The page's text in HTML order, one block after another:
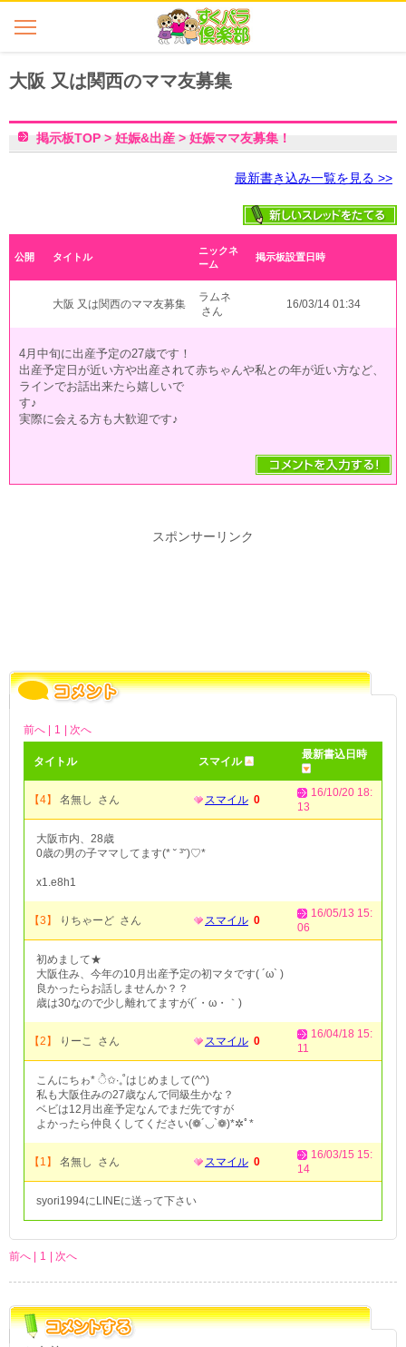
大阪 又は関西のママ友募集
最新書き込み一覧を見る >>
掲示板TOP > 妊娠&出産 > 妊娠ママ友募集！
公開 タイトル
ニックネ
ーム
掲示板設置日時
大阪 又は関西のママ友募集
ラムネ
さん
16/03/14 01:34
4月中旬に出産予定の27歳です！
出産予定日が近い方や出産されて赤ちゃんや私との年が近い方など、
ラインでお話出来たら嬉しいで
す♪
実際に会える方も大歓迎です♪
スポンサーリンク
前へ | 1 | 次へ
タイトル スマイル
最新書込日時
【4】 名無し さん スマイル 0
16/10/20 18:
13
大阪市内、28歳
0歳の男の子ママしてます(* ˘ ³˘)♡*
x1.e8h1
【3】 りちゃーど さん スマイル 0
16/05/13 15:
06
初めまして★
大阪住み、今年の10月出産予定の初マタです( ´ω` )
良かったらお話しませんか？？
歳は30なので少し離れてますが(´・ω・｀)
【2】 りーこ さん スマイル 0
16/04/18 15:
11
こんにちゎ* ੈ✩‧₊˚はじめまして(^^)
私も大阪住みの27歳なんで同級生かな？
ベビは12月出産予定なんでまだ先ですが
よかったら仲良くしてください(❁´◡`❁)*✲ﾟ*
【1】 名無し さん スマイル 0
16/03/15 15:
14
syori1994にLINEに送って下さい
前へ | 1 | 次へ